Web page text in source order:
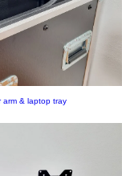
arm & laptop tray